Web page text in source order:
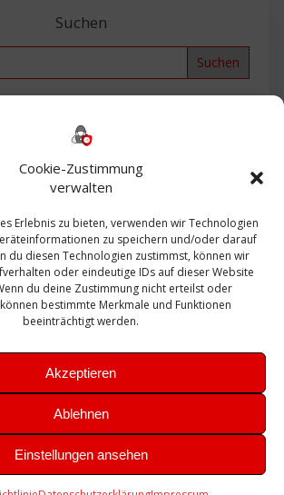
Cookie-Zustimmung
verwalten
Erlebnis zu bieten, verwenden wir Technologien
zu speichern und/oder darauf
du diesen Technologien zustimmst, können wir
oder eindeutige IDs auf dieser Website
du deine Zustimmung nicht erteilst oder
bestimmte Merkmale und Funktionen
beeinträchtigt werden.
Akzeptieren
Ablehnen
Einstellungen ansehen
Suchen
Search
firewall Fritzbox
Microsoft
SBS Security Server Sicherheit
SIEM Sophos SSL Ubuntu
UTM VCenter VCSA Veeam
VPN WAZUH Windows
Zertifikat
Theme